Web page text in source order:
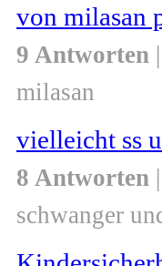
von milasan
9 Antworten
milasan
vielleicht ss
8 Antworten
schwanger